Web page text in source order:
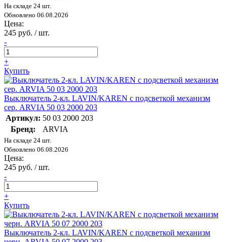
На складе 24 шт.
Обновлено 06.08.2026
Цена:
245 руб. / шт.
-
+
Купить
Выключатель 2-кл. LAVIN/KAREN с подсветкой механизм
сер. ARVIA 50 03 2000 203
Артикул: 50 03 2000 203
Бренд:
ARVIA
На складе 24 шт.
Обновлено 06.08.2026
Цена:
245 руб. / шт.
-
+
Купить
Выключатель 2-кл. LAVIN/KAREN с подсветкой механизм